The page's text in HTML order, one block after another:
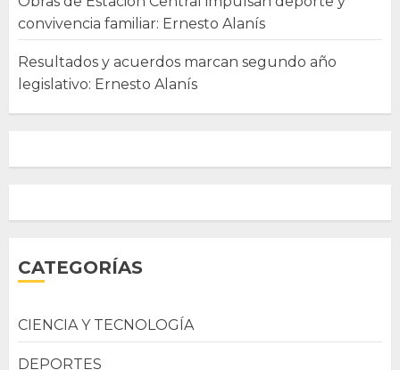
convivencia familiar: Ernesto Alanís
Resultados y acuerdos marcan segundo año
legislativo: Ernesto Alanís
CATEGORÍAS
CIENCIA Y TECNOLOGÍA
DEPORTES